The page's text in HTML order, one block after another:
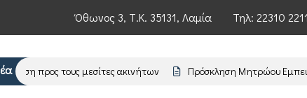
Όθωνος 3, Τ.Κ. 35131, Λαμία Τηλ: 22310
προς τους μεσίτες ακινήτων Πρόσκληση Μητρώου